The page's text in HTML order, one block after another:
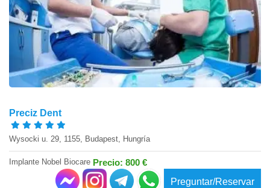
Preciz Dent
Wysocki u. 29, 1155, Budapest, Hungría
Implante Nobel Biocare Precio: 800 €
Preguntar/Reservar